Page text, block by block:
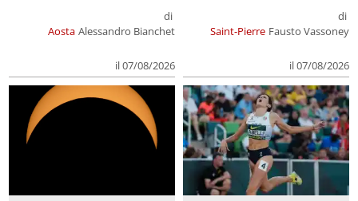
Aosta
di
Alessandro Bianchet
il 07/08/2026
Saint-Pierre
di
Fausto Vassoney
il 07/08/2026